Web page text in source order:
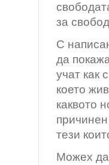
за
С
да
учат как
което
каквото
тези
Можех да